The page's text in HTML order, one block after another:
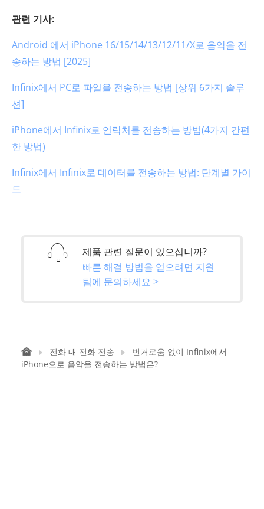
관련 기사:
Android 에서 iPhone 16/15/14/13/12/11/X로 음악을 전
송하는 방법 [2025]
Infinix에서 PC로 파일을 전송하는 방법 [상위 6가지 솔루
션]
iPhone에서 Infinix로 연락처를 전송하는 방법(4가지 간편
한 방법)
Infinix에서 Infinix로 데이터를 전송하는 방법: 단계별 가이
드
제품 관련 질문이 있으십니까?
빠른 해결 방법을 얻으려면 지원
팀에 문의하세요 >
전화 대 전화 전송
번거로움 없이 Infinix에서
iPhone으로 음악을 전송하는 방법은?